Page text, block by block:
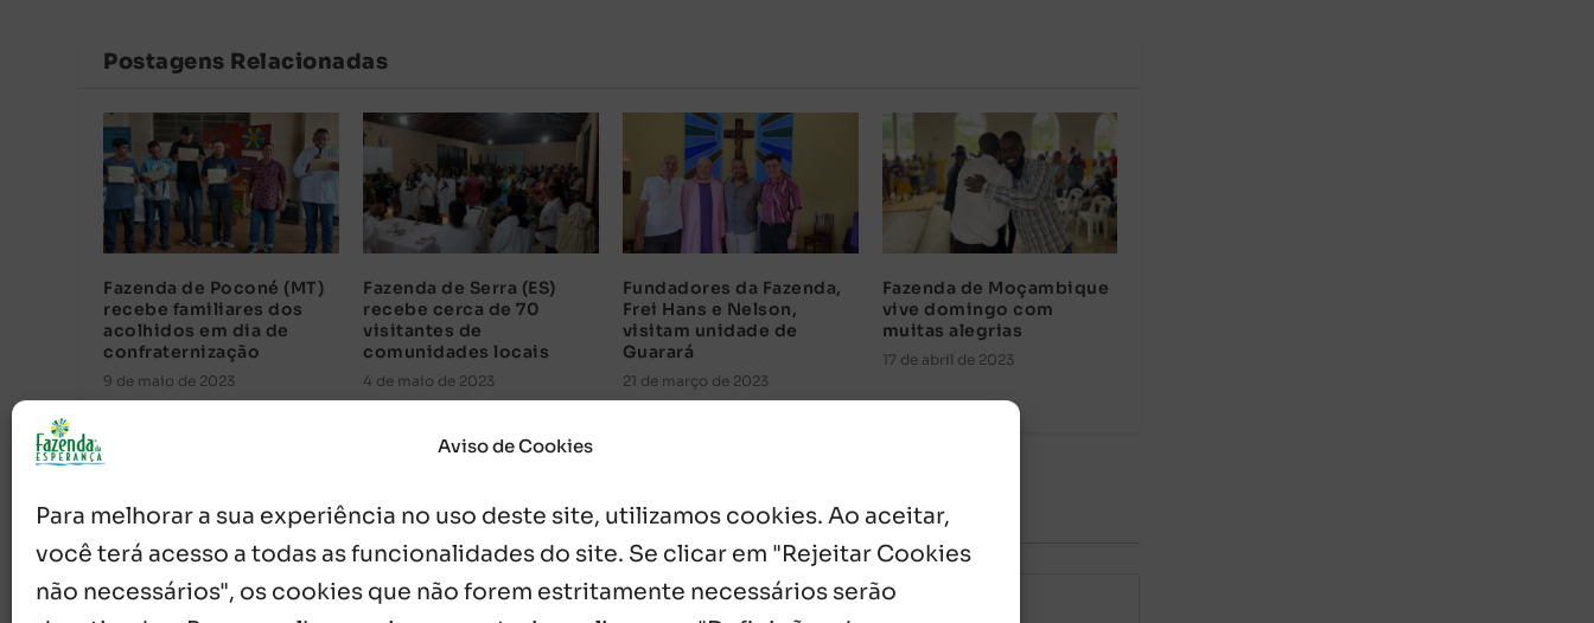
Aviso de Cookies
Para melhorar a sua experiência no uso deste site, utilizamos cookies. Ao aceitar,
você terá acesso a todas as funcionalidades do site. Se clicar em "Rejeitar Cookies
não necessários", os cookies que não forem estritamente necessários serão
Postagens Relacionadas
Fazenda de Poconé (MT)
recebe familiares dos
acolhidos em dia de
confraternização
9 de maio de 2023
Fazenda de Serra (ES)
recebe cerca de 70
visitantes de
comunidades locais
4 de maio de 2023
Fundadores da Fazenda,
Frei Hans e Nelson,
visitam unidade de
Guarará
21 de março de 2023
Fazenda de Moçambique
vive domingo com
muitas alegrias
17 de abril de 2023